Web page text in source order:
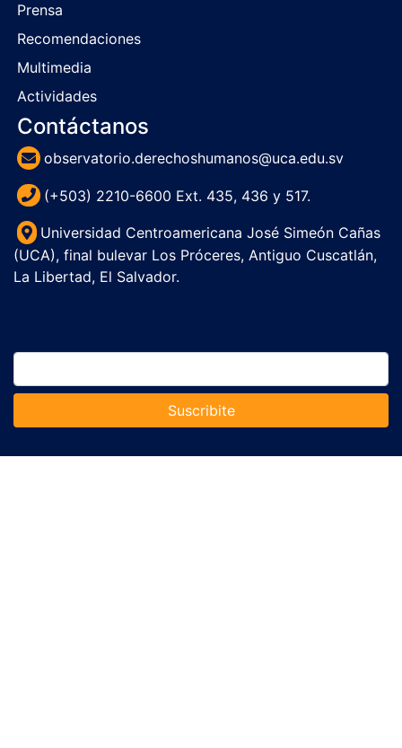
Prensa
Recomendaciones
Multimedia
Actividades
Contáctanos
observatorio.derechoshumanos@uca.edu.sv
(+503) 2210-6600 Ext. 435, 436 y 517.
Universidad Centroamericana José Simeón Cañas
(UCA), final bulevar Los Próceres, Antiguo Cuscatlán,
La Libertad, El Salvador.
Suscribite